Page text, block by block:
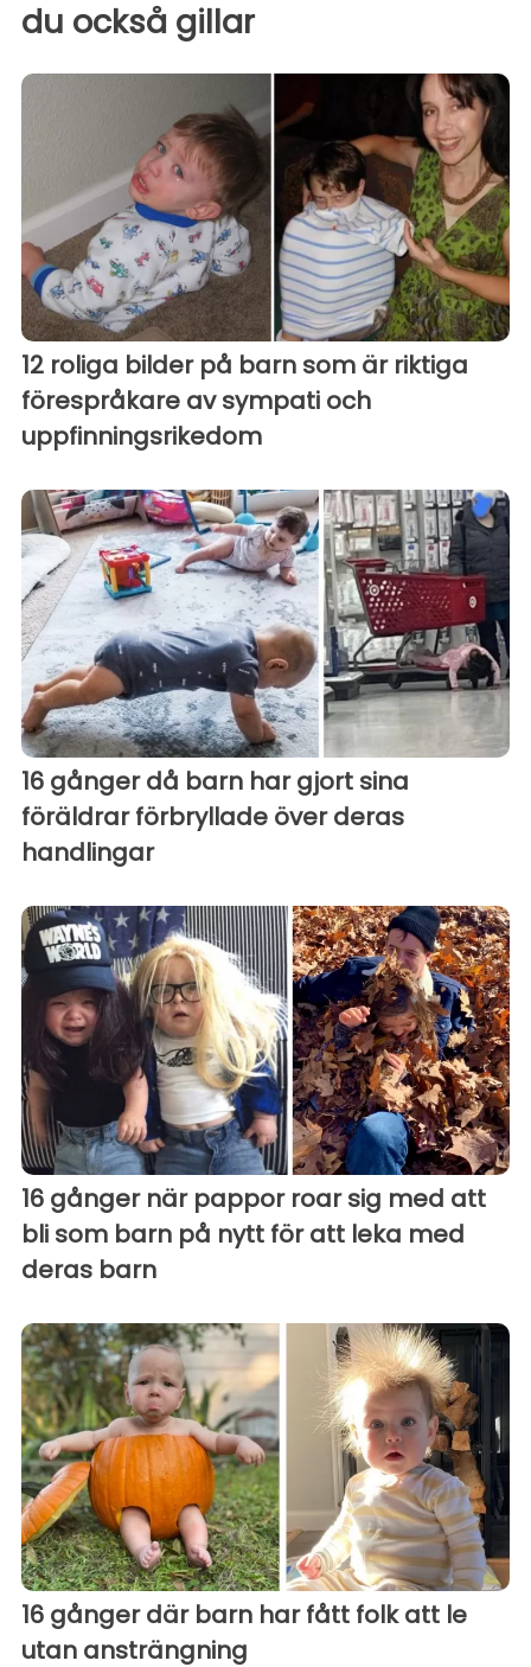
du också gillar
12 roliga bilder på barn som är riktiga
förespråkare av sympati och
uppfinningsrikedom
16 gånger då barn har gjort sina
föräldrar förbryllade över deras
handlingar
16 gånger när pappor roar sig med att
bli som barn på nytt för att leka med
deras barn
16 gånger där barn har fått folk att le
utan ansträngning